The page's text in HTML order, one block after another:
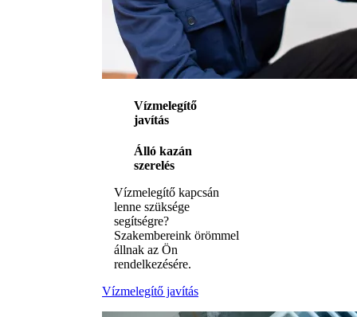
Vízmelegítő
javítás
Álló kazán
szerelés
Vízmelegítő kapcsán
lenne szüksége
segítségre?
Szakembereink örömmel
állnak az Ön
rendelkezésére.
Vízmelegítő javítás